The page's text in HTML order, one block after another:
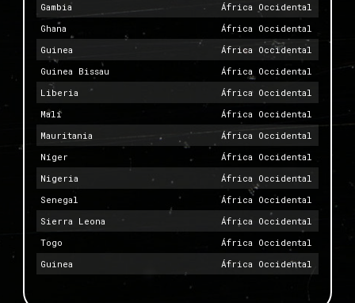
Gambia
África Occidental
Ghana
África Occidental
Guinea
África Occidental
Guinea Bissau
África Occidental
Liberia
África Occidental
Malí
África Occidental
Mauritania
África Occidental
Níger
África Occidental
Nigeria
África Occidental
Senegal
África Occidental
Sierra Leona
África Occidental
Togo
África Occidental
Guinea
África Occidental